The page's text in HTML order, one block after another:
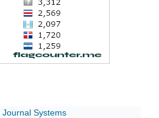
Journal Systems